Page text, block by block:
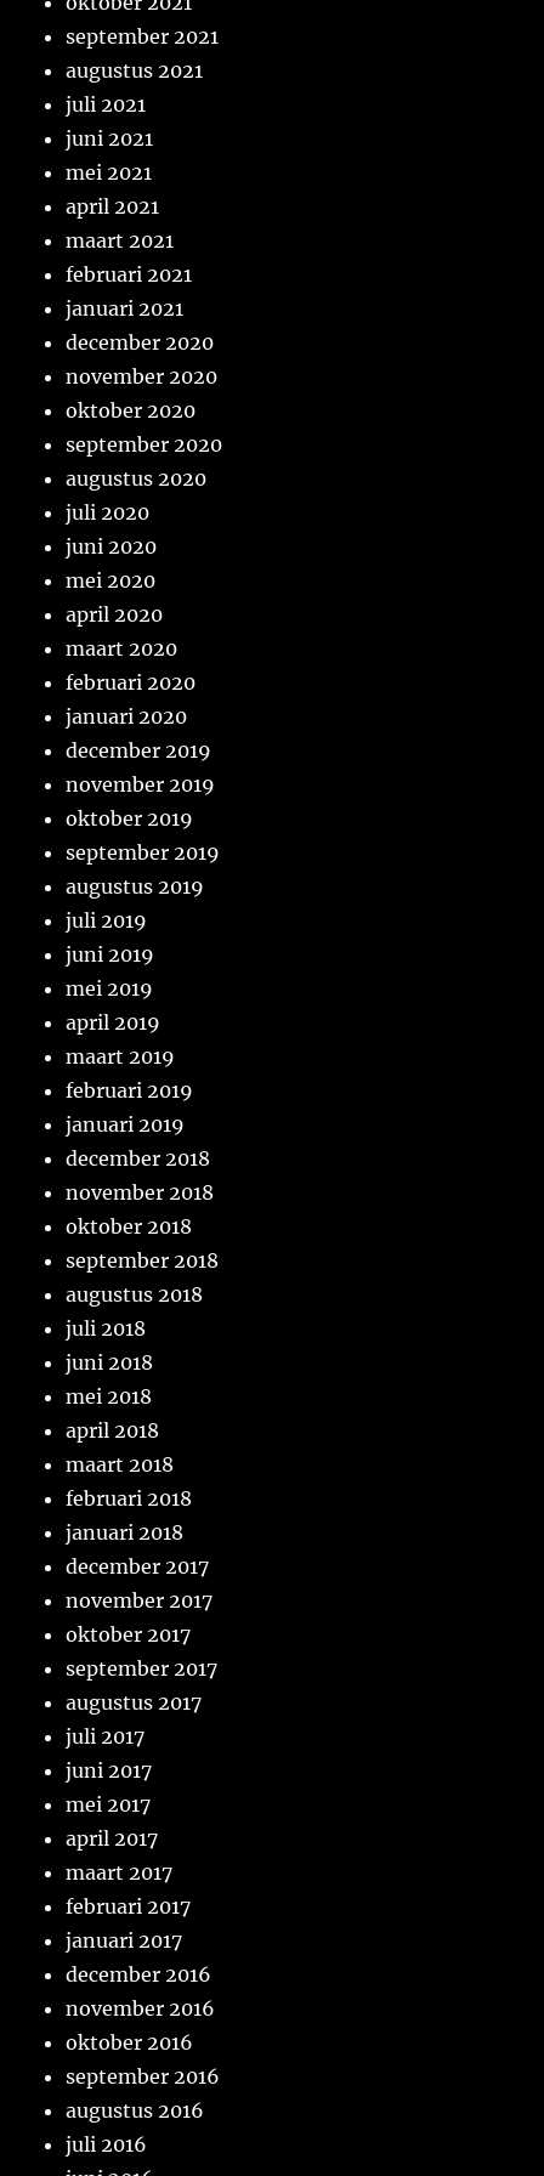
september 2021
augustus 2021
juli 2021
juni 2021
mei 2021
april 2021
maart 2021
februari 2021
januari 2021
december 2020
november 2020
oktober 2020
september 2020
augustus 2020
juli 2020
juni 2020
mei 2020
april 2020
maart 2020
februari 2020
januari 2020
december 2019
november 2019
oktober 2019
september 2019
augustus 2019
juli 2019
juni 2019
mei 2019
april 2019
maart 2019
februari 2019
januari 2019
december 2018
november 2018
oktober 2018
september 2018
augustus 2018
juli 2018
juni 2018
mei 2018
april 2018
maart 2018
februari 2018
januari 2018
december 2017
november 2017
oktober 2017
september 2017
augustus 2017
juli 2017
juni 2017
mei 2017
april 2017
maart 2017
februari 2017
januari 2017
december 2016
november 2016
oktober 2016
september 2016
augustus 2016
juli 2016